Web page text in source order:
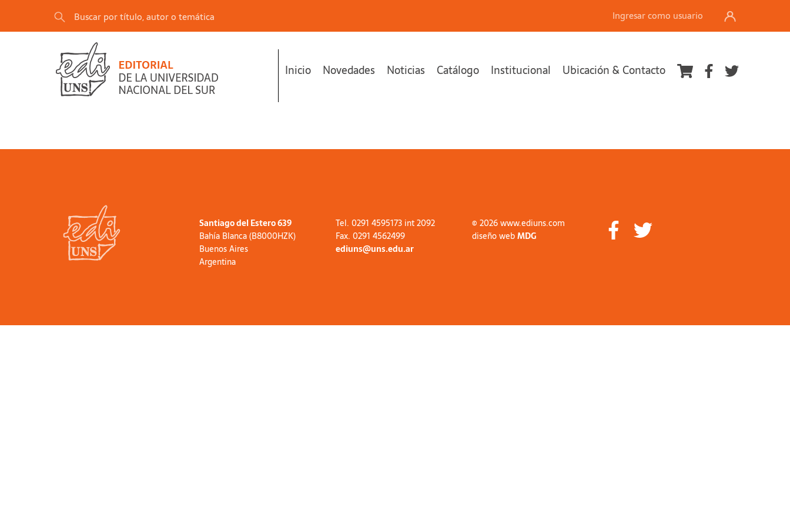
Ingresar como usuario
Inicio Novedades Noticias Catálogo Institucional Ubicación & Contacto
Santiago del Estero 639
Bahía Blanca (B8000HZK)
Buenos Aires
Argentina
Tel. 0291 4595173 int 2092
Fax. 0291 4562499
ediuns@uns.edu.ar
© 2026 www.ediuns.com
diseño webMDG